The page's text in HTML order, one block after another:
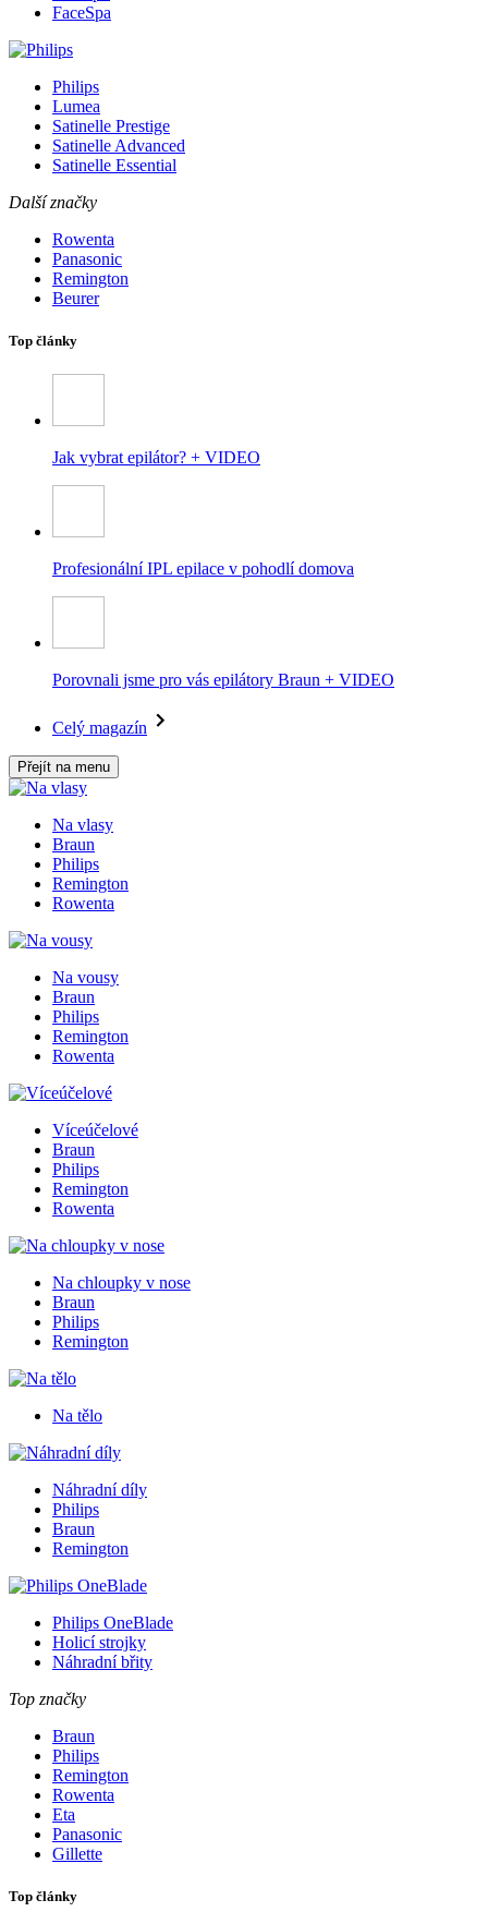
FaceSpa
Philips
Lumea
Satinelle Prestige
Satinelle Advanced
Satinelle Essential
Další značky
Rowenta
Panasonic
Remington
Beurer
Top články
Jak vybrat epilátor? + VIDEO
Profesionální IPL epilace v pohodlí domova
Porovnali jsme pro vás epilátory Braun + VIDEO
Celý magazín
Přejít na menu
Na vlasy
Braun
Philips
Remington
Rowenta
Na vousy
Braun
Philips
Remington
Rowenta
Víceúčelové
Braun
Philips
Remington
Rowenta
Na chloupky v nose
Braun
Philips
Remington
Na tělo
Náhradní díly
Philips
Braun
Remington
Philips OneBlade
Holicí strojky
Náhradní břity
Top značky
Braun
Philips
Remington
Rowenta
Eta
Panasonic
Gillette
Top články